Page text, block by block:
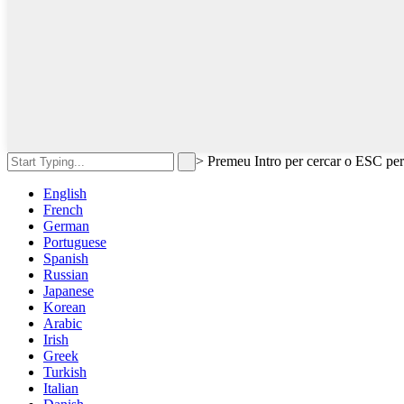
> Premeu Intro per cercar o ESC
English
French
German
Portuguese
Spanish
Russian
Japanese
Korean
Arabic
Irish
Greek
Turkish
Italian